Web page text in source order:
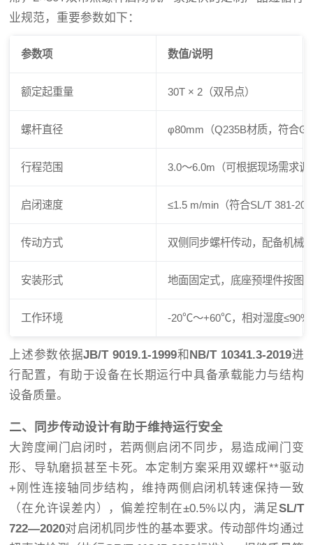
业规范，重要参数如下：
参数项 数值/说明
额定起重量 30T × 2（双吊点）
螺杆直径 φ80mm（Q235B材质，符合
行程范围 3.0～6.0m（可根据现场需求调
启闭速度 ≤1.5 m/min（符合SL/T 381-
传动方式 双侧同步螺杆传动，配备机械
安装形式 地面固定式，底座预埋件按图
工作环境 -20℃～+60℃，相对湿度≤90%
上述参数依据JB/T 9019.1-1999和 NB/T 10341.3-2019进
行配置，有助于设备在长期运行中具备承载能力与结构
设备质量。
二、同步传动设计有助于维持运行安全
大跨度闸门启闭时，若两侧启闭不同步，易造成闸门变
形、导轨磨损甚至卡死。本定制方案采用双螺杆**驱动
+刚性连接轴同步结构，维持两侧启闭机转速保持一致
（在允许误差内），偏差控制在±0.5%以内，满足SL/T
722—2020对启闭机同步性的基本要求。传动部件均通过